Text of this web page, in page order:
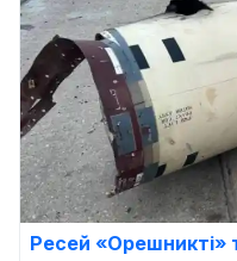
Ресей «Орешникті»